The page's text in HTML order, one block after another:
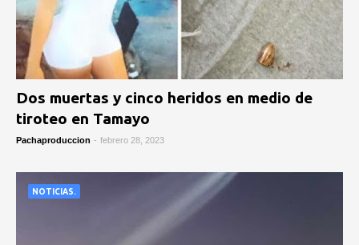
Dos muertas y cinco heridos en medio de
tiroteo en Tamayo
Pachaproduccion - febrero 28, 2023
NOTICIAS.